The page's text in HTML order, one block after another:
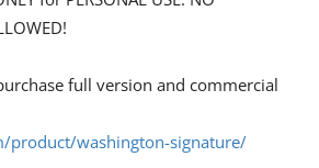
full version and commercial
product/washington-signature/